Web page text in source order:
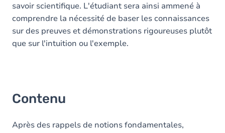
savoir scientifique. L'étudiant sera ainsi ammené à
comprendre la nécessité de baser les connaissances
sur des preuves et démonstrations rigoureuses plutôt
que sur l'intuition ou l'exemple.
Contenu
Après des rappels de notions fondamentales,